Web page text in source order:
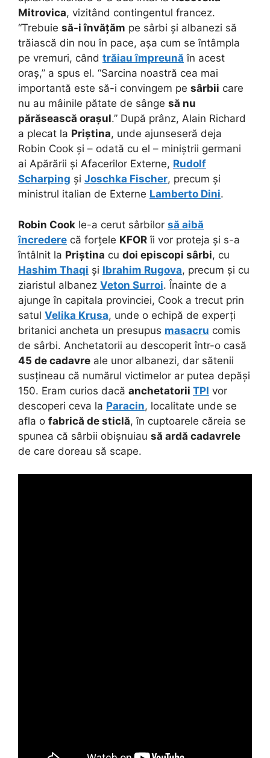
Mitrovica, vizitând contingentul francez.
“Trebuie să-i învățăm pe sârbi și albanezi să
trăiască din nou în pace, așa cum se întâmpla
pe vremuri, când trăiau împreună în acest
oraș,” a spus el. “Sarcina noastră cea mai
importantă este să-i convingem pe sârbii care
nu au mâinile pătate de sânge să nu
părăsească orașul.” După prânz, Alain Richard
a plecat la Priștina, unde ajunseseră deja
Robin Cook și – odată cu el – miniștrii germani
ai Apărării și Afacerilor Externe, Rudolf
Scharping și Joschka Fischer, precum și
ministrul italian de Externe Lamberto Dini.
Robin Cook le-a cerut sârbilor să aibă
încredere că forțele KFOR îi vor proteja și s-a
întâlnit la Priștina cu doi episcopi sârbi, cu
Hashim Thaqi și Ibrahim Rugova, precum și cu
ziaristul albanez Veton Surroi. Înainte de a
ajunge în capitala provinciei, Cook a trecut prin
satul Velika Krusa, unde o echipă de experți
britanici ancheta un presupus masacru comis
de sârbi. Anchetatorii au descoperit într-o casă
45 de cadavre ale unor albanezi, dar sătenii
susțineau că numărul victimelor ar putea depăși
150. Eram curios dacă anchetatorii TPI vor
descoperi ceva la Paracin, localitate unde se
afla o fabrică de sticlă, în cuptoarele căreia se
spunea că sârbii obișnuiau să ardă cadavrele
de care doreau să scape.